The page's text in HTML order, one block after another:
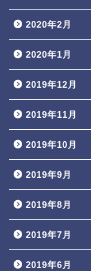
2020年2月
2020年1月
2019年12月
2019年11月
2019年10月
2019年9月
2019年8月
2019年7月
2019年6月